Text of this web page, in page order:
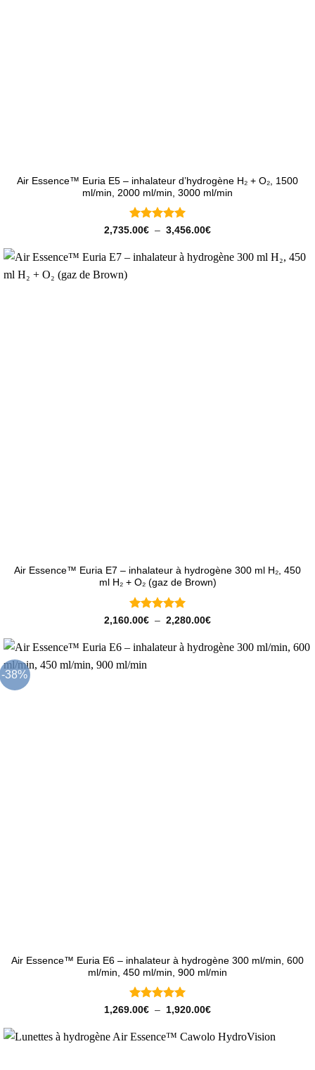
Air Essence™ Euria E5 – inhalateur d’hydrogène H₂ + O₂, 1500
ml/min, 2000 ml/min, 3000 ml/min
Note5 sur
2,735.00€ – 3,456.00€Plage
2,735.00€
à
Air Essence™ Euria E7 – inhalateur à hydrogène 300 ml H₂, 450
ml H₂ + O₂ (gaz de Brown)
Note5 sur
2,160.00€ – 2,280.00€Plage
2,160.00€
à
-38%
Air Essence™ Euria E6 – inhalateur à hydrogène 300 ml/min, 600
ml/min, 450 ml/min, 900 ml/min
Note5 sur
1,269.00€ – 1,920.00€Plage
1,269.00€